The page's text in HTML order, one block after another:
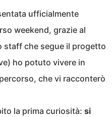
ufficialmente
weekend, grazie al
staff che segue il progetto
ho potuto vivere in
che vi racconterò
la prima curiosità: si